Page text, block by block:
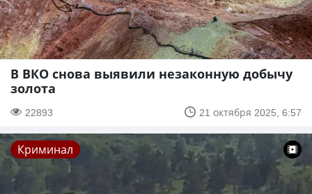
В ВКО снова выявили незаконную добычу
золота
22893 21 октября 2025, 6:57
Криминал